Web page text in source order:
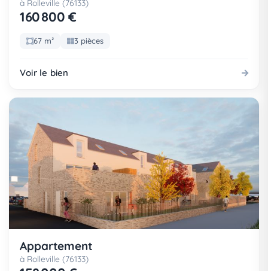
à Rolleville (76133)
160 800 €
67 m² 3 pièces
Voir le bien
Appartement
à Rolleville (76133)